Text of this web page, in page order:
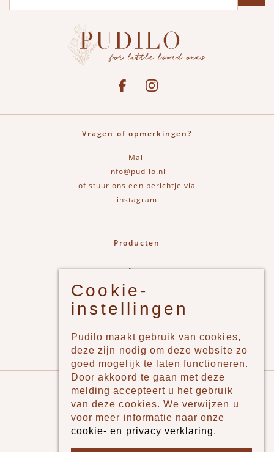
See our FacebookBekijk onze Instagram pagina
Vragen of opmerkingen?
Mail
info@pudilo.nl
of stuur ons een berichtje via
instagram
Producten
New
Jongens
Meisjes
Merken
Pudilo
Over ons
Algemene voorwaarden
Cookie-
instellingen
Pudilo maakt gebruik van cookies,
deze zijn nodig om deze website zo
goed mogelijk te laten functioneren.
Door akkoord te gaan met deze
melding accepteert u het gebruik
van deze cookies. We verwijzen u
voor meer informatie naar onze
cookie- en privacy verklaring.